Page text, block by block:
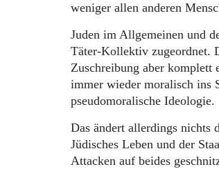
weniger allen anderen
Juden im Allgemeinen und
Täter-Kollektiv zugeordnet.
Zuschreibung aber komplett
immer wieder moralisch ins
pseudomoralische Ideologie.
Das ändert allerdings nichts
Jüdisches Leben und der
Attacken auf beides